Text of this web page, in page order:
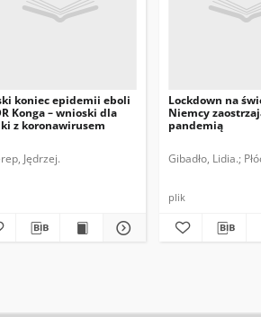
koniec epidemii eboli
Konga – wnioski dla
z koronawirusem
Jędrzej.
Lockdown na
Niemcy
pandemią
Gibadło, Lidia.
plik